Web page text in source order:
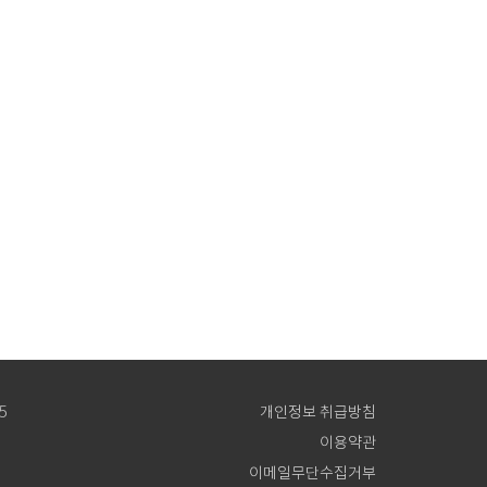
개인정보 취급방침
이용약관
이메일무단수집거부